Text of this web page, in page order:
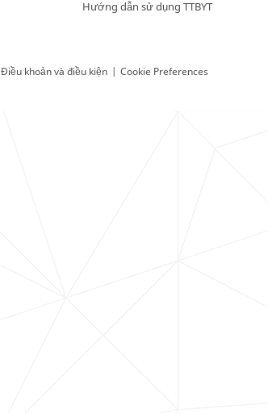
Hướng dẫn sử dụng TTBYT
Điều khoản và điều kiện | Cookie Preferences